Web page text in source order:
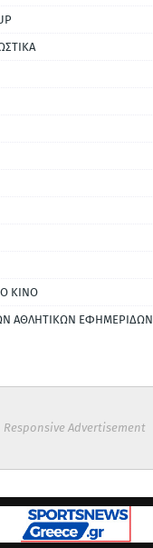
ΚΙΝΟ
ΑΘΛΗΤΙΚΩΝ ΕΦΗΜΕΡΙΔΩΝ
Responsive Advertisement